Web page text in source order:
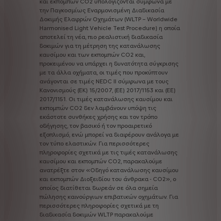
και εκπομπών CO2 υπολογίζονται σύμφωνα με
την Παγκοσμίως Εναρμονισμένη Διαδικασία
Δοκιμής Ελαφρών Οχημάτων (WLTP – Worldwide
Harmonised Light Vehicle Test Procedure) η οποία
αποτελεί τη νέα, πιο ρεαλιστική διαδικασία
δοκιμών για τη μέτρηση της κατανάλωσης
καυσίμου και των εκπομπών CO2 και,
προκειμένου να υπάρχει η δυνατότητα σύγκρισης
με τα άλλα οχήματα, οι τιμές που προκύπτουν
ανάγονται σε τιμές NEDC ΙΙ σύμφωνα με τους
Κανονισμούς (ΕΚ) 15/2007, (ΕΕ) 2017/1153 και (ΕΕ)
2017/1151. Οι τιμές κατανάλωσης καυσίμου και
εκπομπών CO2 δεν λαμβάνουν υπόψη τις
εκάστοτε συνθήκες χρήσης και τον τρόπο
οδήγησης, τον βασικό ή τον προαιρετικό
εξοπλισμό, ενώ μπορεί να διαφέρουν ανάλογα με
τον τύπο ελαστικών. Για περισσότερες
πληροφορίες σχετικά με τις τιμές κατανάλωσης
καυσίμου και εκπομπών CO2, παρακαλούμε
ανατρέξτε στον «Οδηγό κατανάλωσης καυσίμου
και εκπομπών Διοξειδίου του άνθρακα - CO2», ο
οποίος διατίθεται δωρεάν σε όλα σημεία
πώλησης καινούργιων επιβατικών οχημάτων. Για
περισσότερες πληροφορίες σχετικά με τη
διαδικασία δοκιμών WLTP παρακαλούμε